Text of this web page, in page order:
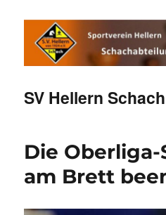
SV Hellern Schach
Die
am Brett